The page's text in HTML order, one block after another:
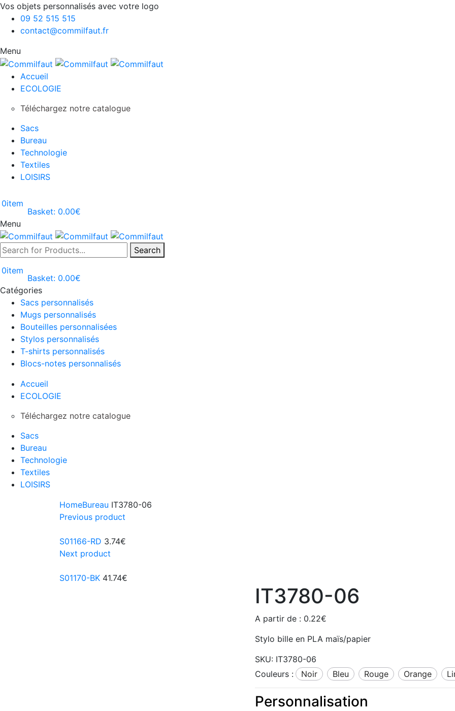
Vos objets personnalisés avec votre logo
09 52 515 515
contact@commilfaut.fr
Menu
Accueil
ECOLOGIE
Téléchargez notre catalogue
Sacs
Bureau
Technologie
Textiles
LOISIRS
0item
Basket: 0.00€
Menu
Search
0item
Basket: 0.00€
Catégories
Sacs personnalisés
Mugs personnalisés
Bouteilles personnalisées
Stylos personnalisés
T-shirts personnalisés
Blocs-notes personnalisés
Accueil
ECOLOGIE
Téléchargez notre catalogue
Sacs
Bureau
Technologie
Textiles
LOISIRS
HomeBureau IT3780-06
Previous product
S01166-RD 3.74€
Next product
S01170-BK 41.74€
IT3780-06
A partir de : 0.22€
Stylo bille en PLA maïs/papier
SKU: IT3780-06
Couleurs :
noir bleu rouge orange
Personnalisation